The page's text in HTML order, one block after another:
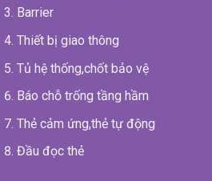
Barrier
Thiết bị giao thông
Tủ hệ thống,chốt bảo vệ
Báo chỗ trống tầng hầm
Thẻ cảm ứng,thẻ tự động
Đầu đọc thẻ